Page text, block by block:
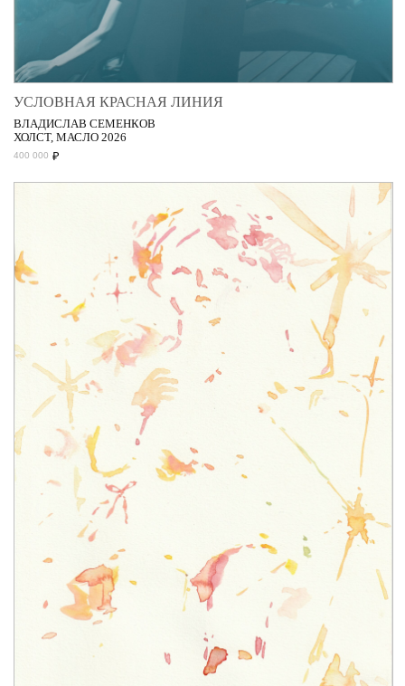
УСЛОВНАЯ КРАСНАЯ ЛИНИЯ
ВЛАДИСЛАВ СЕМЕНКОВ
ХОЛСТ, МАСЛО 2026
400 000 ₽